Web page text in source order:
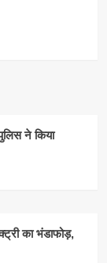
ने किया
का भंडाफोड़,